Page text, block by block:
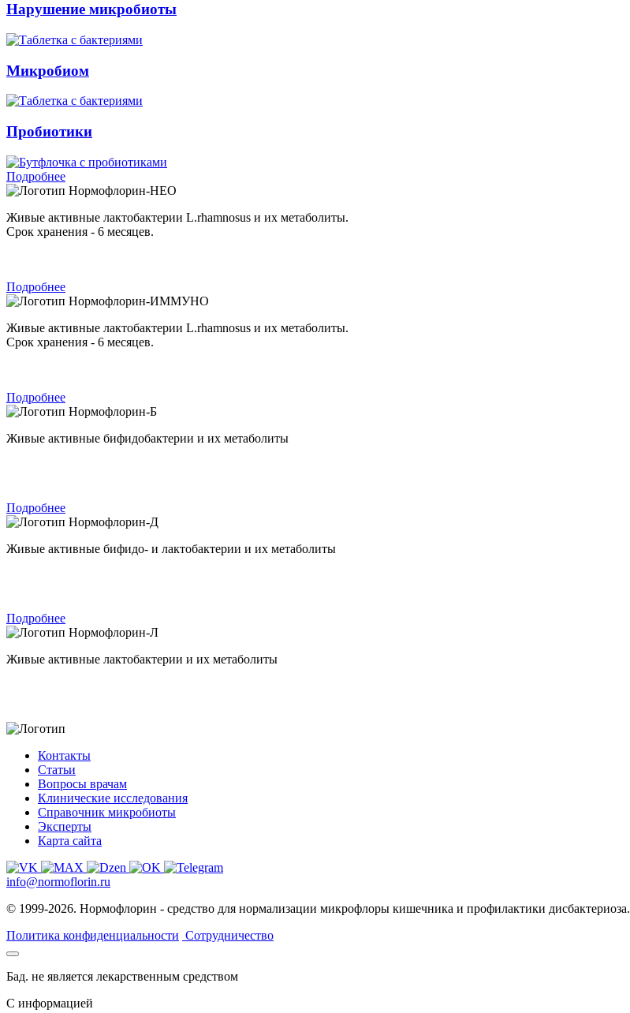
Нарушение микробиоты
Микробиом
Пробиотики
Подробнее
Нормофлорин-НЕО
Живые активные лактобактерии L.rhamnosus и их метаболиты.
Срок хранения - 6 месяцев.
Подробнее
Нормофлорин-ИММУНО
Живые активные лактобактерии L.rhamnosus и их метаболиты.
Срок хранения - 6 месяцев.
Подробнее
Нормофлорин-Б
Живые активные бифидобактерии и их метаболиты
Подробнее
Нормофлорин-Д
Живые активные бифидо- и лактобактерии и их метаболиты
Подробнее
Нормофлорин-Л
Живые активные лактобактерии и их метаболиты
Контакты
Статьи
Вопросы врачам
Клинические исследования
Справочник микробиоты
Эксперты
Карта сайта
info@normoflorin.ru
© 1999-2026. Нормофлорин - средство для нормализации микрофлоры кишечника и профилактики дисбактериоза.
Политика конфиденциальности Сотрудничество
Бад. не является лекарственным средством
C информацией